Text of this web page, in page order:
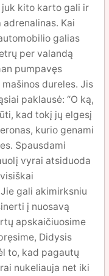
juk kito karto gali ir
Kai
galias
per valandą
pumpavęs
dureles. Jis
paklausė: “O ką,
kad tokį jų elgesį
kurio genami
Spausdami
vyrai atsiduoda
gali akimirksniu
į nuosavą
apskaičiuosime
Didysis
to, kad pagautų
nukeliauja net iki